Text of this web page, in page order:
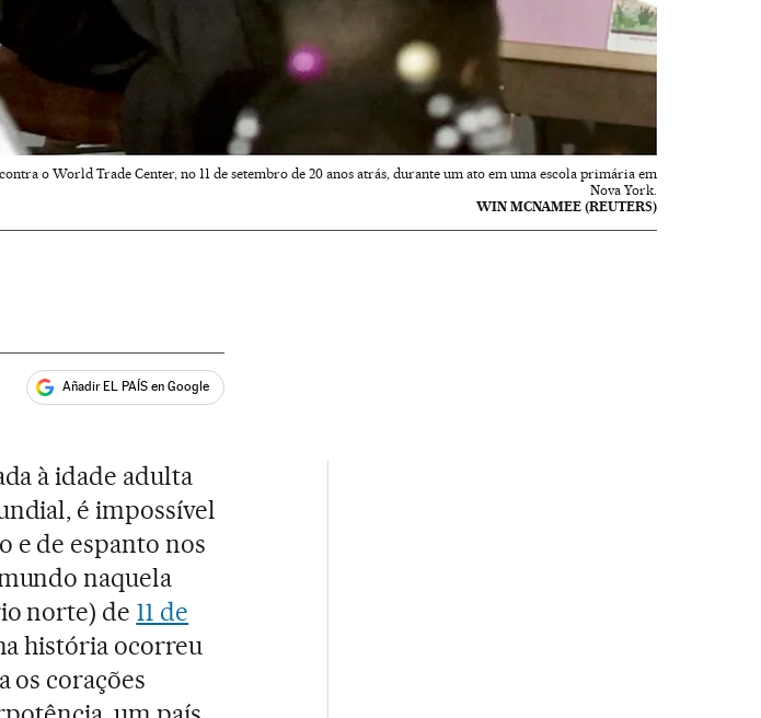
o World Trade Center, no 11 de setembro de 20 anos atrás, durante um ato em uma escola primária em
Nova York.
WIN MCNAMEE (REUTERS)
Añadir EL PAÍS en Google
à idade adulta
é impossível
e de espanto nos
naquela
norte) de 11 de
história ocorreu
os corações